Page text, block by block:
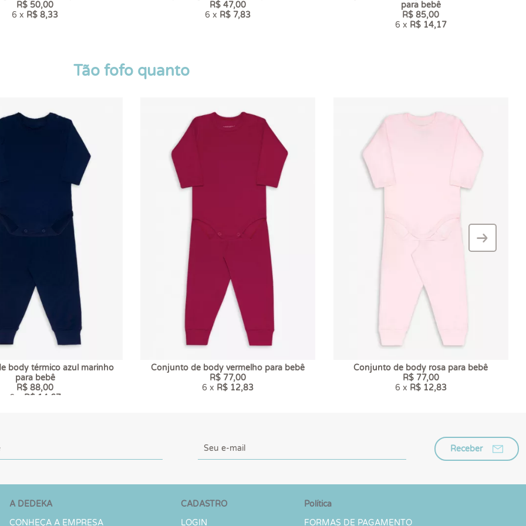
R$ 50,00
6 x R$ 8,33
R$ 47,00
6 x R$ 7,83
para bebê
R$ 85,00
6 x R$ 14,17
Tão fofo quanto
body térmico azul marinho
para bebê
R$ 88,00
6 x R$ 14,67
Conjunto de body vermelho para bebê
R$ 77,00
6 x R$ 12,83
Conjunto de body rosa para bebê
R$ 77,00
6 x R$ 12,83
–
›
Receber
A DEDEKA
CONHEÇA A EMPRESA
CADASTRO
LOGIN
Política
FORMAS DE PAGAMENTO